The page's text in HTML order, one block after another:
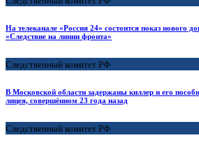
На телеканале «Россия 24» состоится показ нового
«Следствие на линии фронта»
Следственный комитет РФ
В Московской области задержаны киллер и его
лицея, совершённом 23 года назад
Следственный комитет РФ